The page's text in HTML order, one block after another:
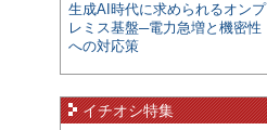
生成AI時代に求められるオンプ
レミス基盤─電力急増と機密性
への対応策
イチオシ特集